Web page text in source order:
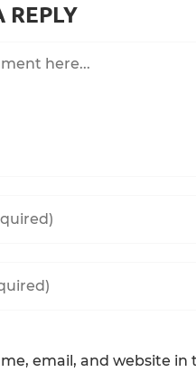
REPLY
email, and website in